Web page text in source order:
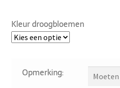
Kleur droogbloemen
Opmerking: